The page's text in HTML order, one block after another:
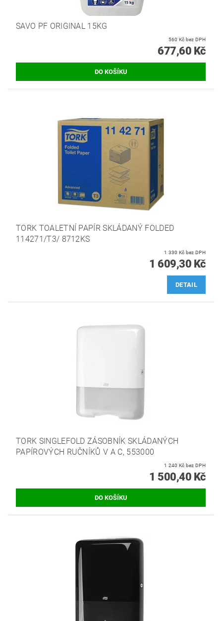
SAVO PF ORIGINAL 15KG
560 Kč bez DPH
677,60 Kč
TORK TOALETNÍ PAPÍR SKLÁDANÝ FOLDED
114271/T3/ 8712KS
1 330 Kč bez DPH
1 609,30 Kč
DETAIL
TORK SINGLEFOLD ZÁSOBNÍK SKLÁDANÝCH
PAPÍROVÝCH RUČNÍKŮ V A C, 553000
1 240 Kč bez DPH
1 500,40 Kč